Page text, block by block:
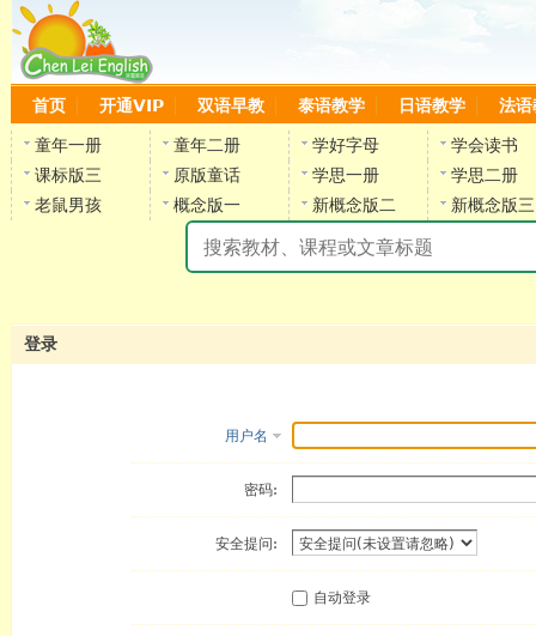
首页 开通VIP 双语早教 泰语教学 日语教学 法语
童年一册 童年二册 学好字母
学会读书
课标版三
原版童话 学思一册
学思二册
老鼠男孩
概念版一 新概念版二 新概念版三
登录
用户名
密码:
安全提问:
自动登录